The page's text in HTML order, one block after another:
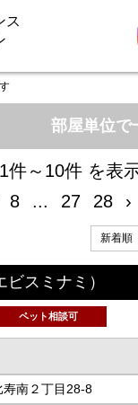
ス
部屋単位で
件～10件 を表
8 ... 27 28 ›
ビスミナミ）
ペット相談可
南２丁目28-8